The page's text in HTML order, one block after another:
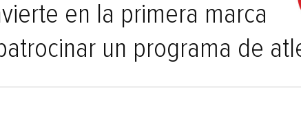
en la primera marca
un programa de